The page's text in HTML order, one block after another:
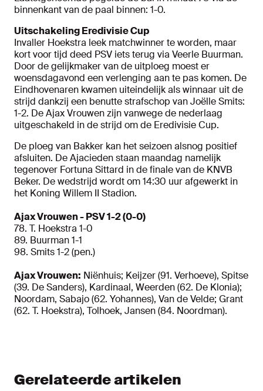
binnenkant van de paal binnen: 1-0.
Uitschakeling Eredivisie Cup
Invaller Hoekstra leek matchwinner te worden, maar
kort voor tijd deed PSV iets terug via Veerle Buurman.
Door de gelijkmaker van de uitploeg moest er
woensdagavond een verlenging aan te pas komen. De
Eindhovenaren kwamen uiteindelijk als winnaar uit de
strijd dankzij een benutte strafschop van Joëlle Smits:
1-2. De Ajax Vrouwen zijn vanwege de nederlaag
uitgeschakeld in de strijd om de Eredivisie Cup.
De ploeg van Bakker kan het seizoen alsnog positief
afsluiten. De Ajacieden staan maandag namelijk
tegenover Fortuna Sittard in de finale van de KNVB
Beker. De wedstrijd wordt om 14:30 uur afgewerkt in
het Koning Willem II Stadion.
Ajax Vrouwen - PSV 1-2 (0-0)
78. T. Hoekstra 1-0
89. Buurman 1-1
98. Smits 1-2 (pen.)
Ajax Vrouwen: Niënhuis; Keijzer (91. Verhoeve), Spitse
(39. De Sanders), Kardinaal, Weerden (62. De Klonia);
Noordam, Sabajo (62. Yohannes), Van de Velde; Grant
(62. T. Hoekstra), Tolhoek, Jansen (84. Noordman).
Gerelateerde artikelen